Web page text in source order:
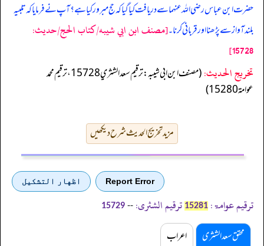
حضرت ابن عباس رضی اللہ عنہما سے دریافت کیا گیا کہ حج مبرور کیا ہے؟ آپ نے فرمایا کہ تلبیہ
بلند آواز سے پڑھنا اور قربانی کرنا۔[مصنف ابن ابي شيبه/كتاب الحج/حدیث:
15728]
تخریج الحدیث:
(مصنف ابن ابي شيبه: ترقيم سعد الشثري 15728، ترقيم محمد
عوامة 15280)
مزید تخریج الحدیث شرح دیکھیں
Report Error اظهار التشكيل
ترقیم عوامۃ: 15281 ترقیم الشثری: --
15729
محقق سعد الشثری اعراب